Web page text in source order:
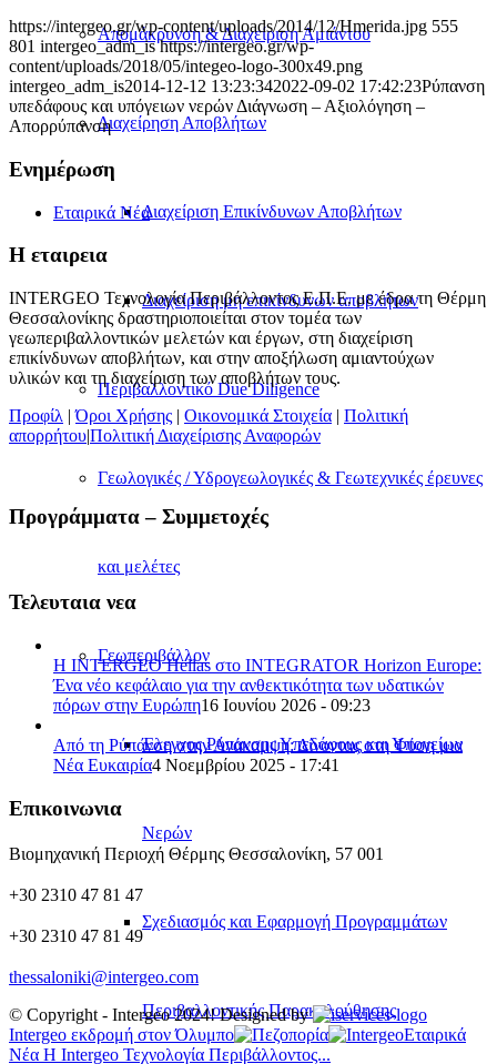
Απομάκρυνση & Διαχείριση Αμιάντου
Διαχείρηση Αποβλήτων
Διαχείριση Επικίνδυνων Αποβλήτων
Διαχείριση μη επικίνδυνων αποβλήτων
Περιβαλλοντικό Due Diligence
Γεωλογικές / Υδρογεωλογικές & Γεωτεχνικές έρευνες
και μελέτες
Γεωπεριβάλλον
Έλεγχος Ρύπανσης Υπεδάφους και Υπογείων
Νερών
Σχεδιασμός και Εφαρμογή Προγραμμάτων
Περιβαλλοντικής Παρακολούθησης
https://intergeo.gr/wp-content/uploads/2014/12/Hmerida.jpg 555
801 intergeo_adm_is https://intergeo.gr/wp-
content/uploads/2018/05/integeo-logo-300x49.png
intergeo_adm_is2014-12-12 13:23:342022-09-02 17:42:23Ρύπανση
υπεδάφους και υπόγειων νερών Διάγνωση – Αξιολόγηση –
Απορρύπανση
Ενημέρωση
Εταιρικά Νέα
H εταιρεια
INTERGEO Τεχνολογία Περιβάλλοντος Ε.Π.Ε. με έδρα τη Θέρμη
Θεσσαλονίκης δραστηριοποιείται στον τομέα των
γεωπεριβαλλοντικών μελετών και έργων, στη διαχείριση
επικίνδυνων αποβλήτων, και στην αποξήλωση αμιαντούχων
υλικών και τη διαχείριση των αποβλήτων τους.
Προφίλ |Όροι Χρήσης | Οικονομικά Στοιχεία | Πολιτική
απορρήτου|Πολιτική Διαχείρισης Αναφορών
Προγράμματα – Συμμετοχές
Τελευταια νεα
Η INTERGEO Hellas στο INTEGRATOR Horizon Europe:
Ένα νέο κεφάλαιο για την ανθεκτικότητα των υδατικών
πόρων στην Ευρώπη16 Ιουνίου 2026 - 09:23
Από τη Ρύπανση στην Ανάκαμψη: Δίνοντας στη Φύση μια
Νέα Ευκαιρία4 Νοεμβρίου 2025 - 17:41
Επικοινωνια
Βιομηχανική Περιοχή Θέρμης Θεσσαλονίκη, 57 001
+30 2310 47 81 47
+30 2310 47 81 49
thessaloniki@intergeo.com
© Copyright - Intergeo 2024! Designed by
Intergeo εκδρομή στον Όλυμπο
Εταιρικά
Νέα Η Intergeo Τεχνολογία Περιβάλλοντος...